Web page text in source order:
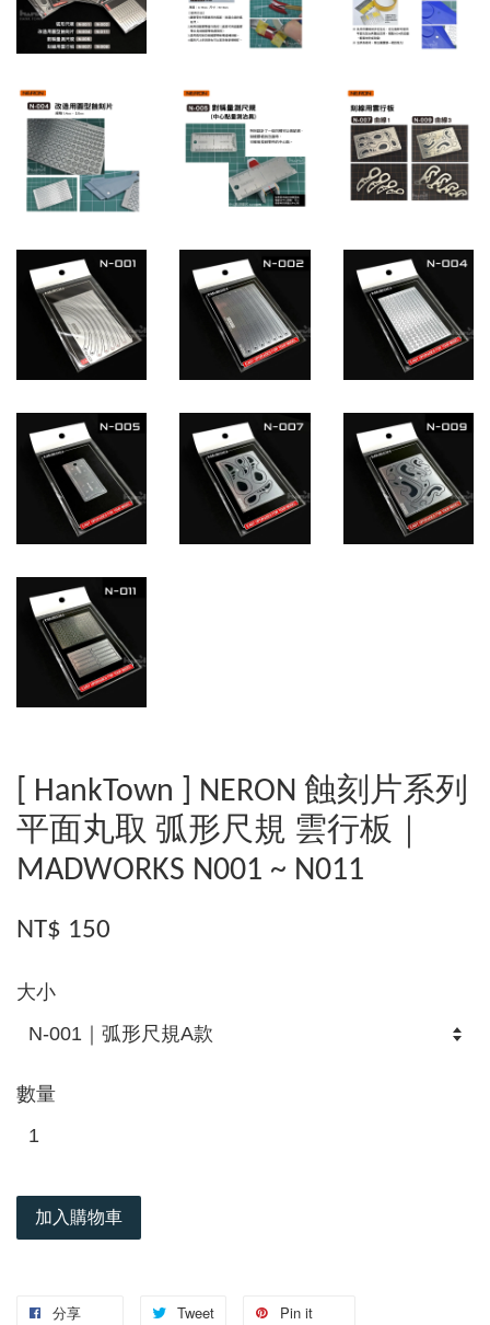
[ HankTown ] NERON 蝕刻片系列
平面丸取 弧形尺規 雲行板｜
MADWORKS N001 ~ N011
NT$ 150
大小
數量
加入購物車
分享 Tweet Pin it